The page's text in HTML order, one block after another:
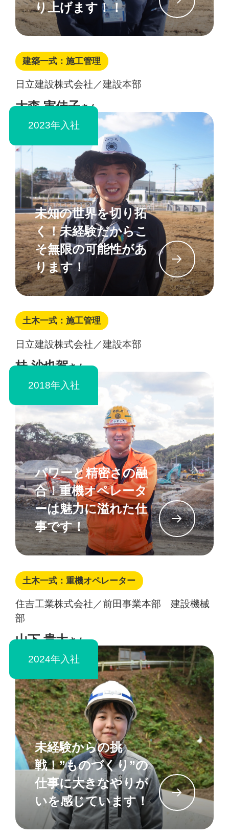
り上げます！！
建築一式：施工管理
日立建設株式会社／建設本部
大森 実佳子さん
2023年入社
未知の世界を切り拓
く！未経験だからこ
そ無限の可能性があ
ります！
イン
土木一式：施工管理
日立建設株式会社／建設本部
桂 沙也賀さん
2018年入社
パワーと精密さの融
合！重機オペレータ
ーは魅力に溢れた仕
事です！
イン
土木一式：重機オペレーター
住吉工業株式会社／前田事業本部 建設機械
部
山下 貴大さん
2024年入社
未経験からの挑
戦！”ものづくり”の
仕事に大きなやりが
いを感じています！
イン